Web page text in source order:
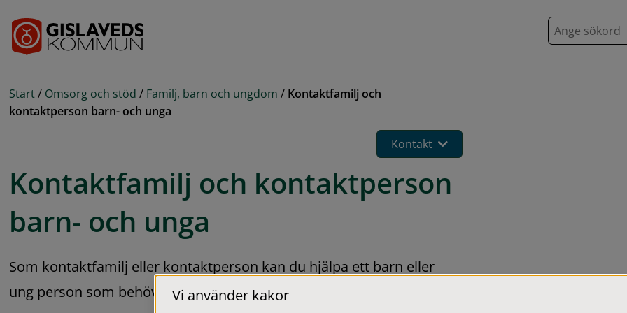
S
ö
Start / Omsorg och stöd / Familj, barn och ungdom / Kontaktfamilj och
kontaktperson barn- och unga
Kontakt
Kontaktfamilj och kontaktperson
barn- och unga
Som kontaktfamilj eller kontaktperson kan du hjälpa ett barn eller
ung person som behöver stöd.Vi använder kakor